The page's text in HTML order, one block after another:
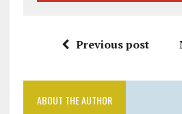
Previous post
ABOUT THE AUTHOR